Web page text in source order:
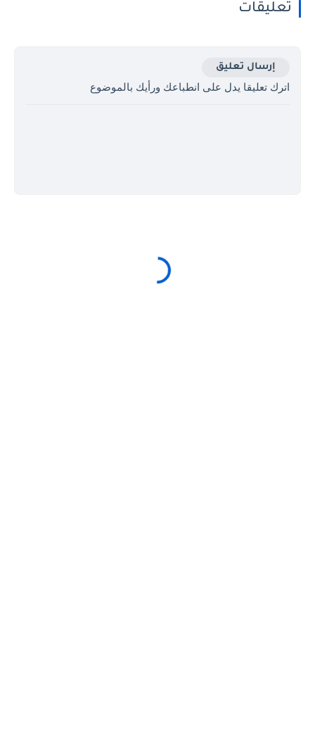
تعليقات
إرسال تعليق
اترك تعليقا يدل على انطباعك ورأيك بالموضوع